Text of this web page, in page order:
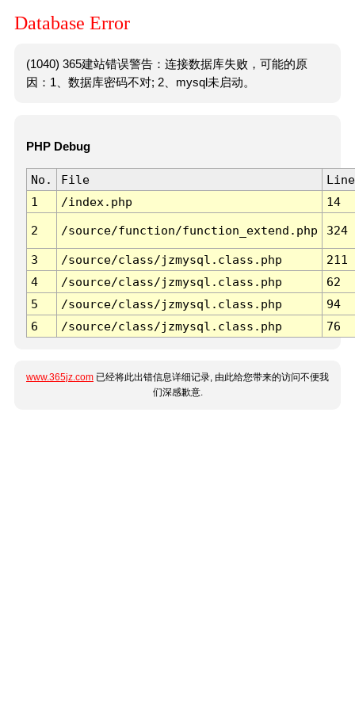
Database Error
(1040) 365建站错误警告：连接数据库失败，可能的原
因：1、数据库密码不对; 2、mysql未启动。
PHP Debug
No. File
Line
1
/index.php 14
2 /source/function/function_extend.php 324
3 /source/class/jzmysql.class.php
211
4
/source/class/jzmysql.class.php
62
5
/source/class/jzmysql.class.php
94
6
/source/class/jzmysql.class.php 76
www.365jz.com 已经将此出错信息详细记录, 由此给您带来的访问不便我
们深感歉意.